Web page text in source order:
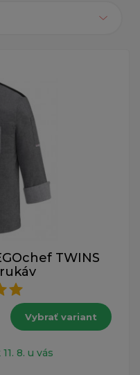
TWINS
Vybrať variant
8. u vás